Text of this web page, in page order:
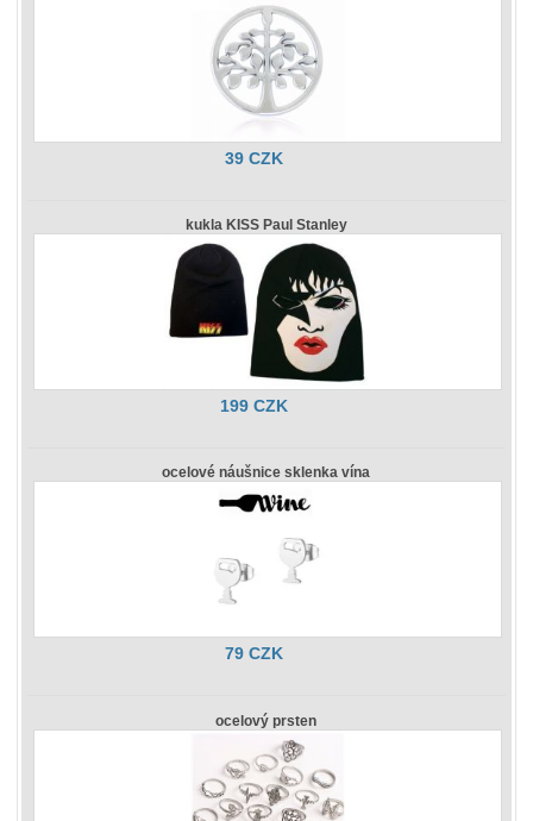
39 CZK
kukla KISS Paul Stanley
199 CZK
ocelové náušnice sklenka vína
79 CZK
ocelový prsten